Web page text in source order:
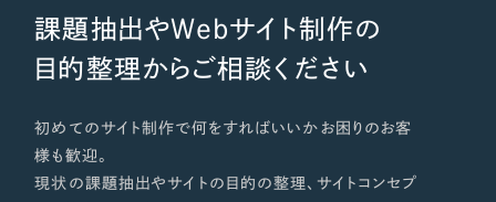
課題抽出やWebサイト制作の
目的整理からご相談ください
初めてのサイト制作で何をすればいいかお困りのお客
様も歓迎。
現状の課題抽出やサイトの目的の整理、サイトコンセプ